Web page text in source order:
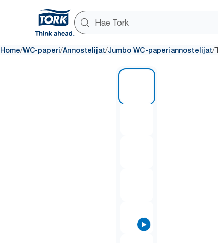
Home/WC-paperi/Annostelijat/Jumbo WC-paperiannostelijat/